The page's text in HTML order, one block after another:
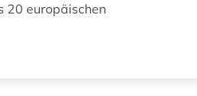
20 europäischen